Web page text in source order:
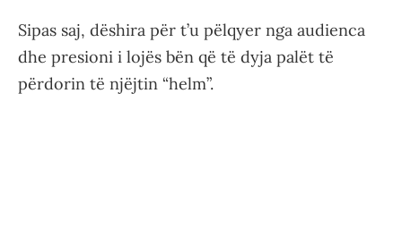
Sipas saj, dëshira për t’u pëlqyer nga audienca
dhe presioni i lojës bën që të dyja palët të
përdorin të njëjtin “helm”.